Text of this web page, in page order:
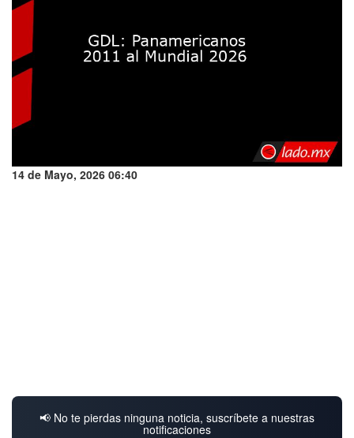
14 de Mayo, 2026 06:40
📢 No te pierdas ninguna noticia, suscríbete a nuestras
notificaciones